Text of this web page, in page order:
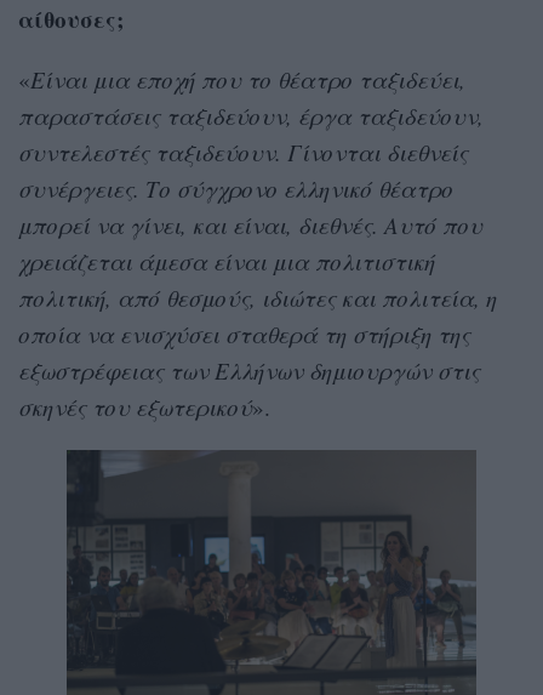
αίθουσες;
«Είναι μια εποχή που το θέατρο ταξιδεύει,
παραστάσεις ταξιδεύουν, έργα ταξιδεύουν,
συντελεστές ταξιδεύουν. Γίνονται διεθνείς
συνέργειες. Το σύγχρονο ελληνικό θέατρο
μπορεί να γίνει, και είναι, διεθνές. Αυτό που
χρειάζεται άμεσα είναι μια πολιτιστική
πολιτική, από θεσμούς, ιδιώτες και πολιτεία, η
οποία να ενισχύσει σταθερά τη στήριξη της
εξωστρέφειας των Ελλήνων δημιουργών στις
σκηνές του εξωτερικού».